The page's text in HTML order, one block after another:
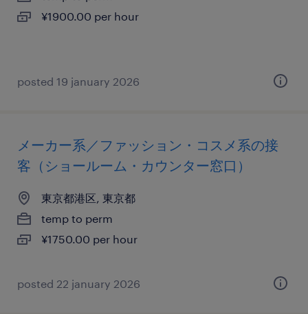
¥1900.00 per hour
posted 19 january 2026
メーカー系／ファッション・コスメ系の接
客（ショールーム・カウンター窓口）
東京都港区, 東京都
temp to perm
¥1750.00 per hour
posted 22 january 2026